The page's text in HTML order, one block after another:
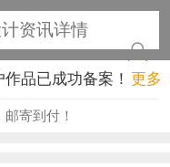
资讯详情
品已成功备案！
品已成功备案！
更多
寄到付！